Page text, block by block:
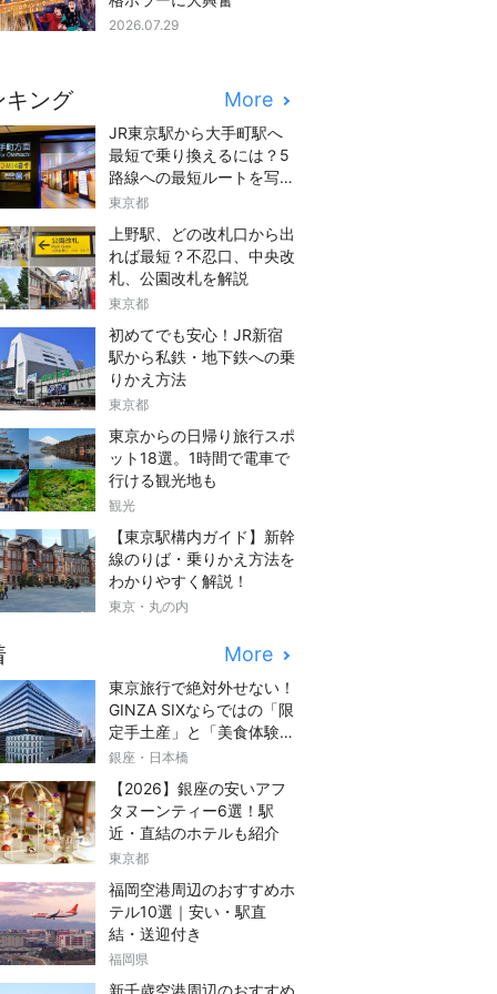
2026.07.29
キング More
JR東京駅から大手町駅へ
最短で乗り換えるには？5
路線への最短ルートを写真
つきでご紹介
東京都
上野駅、どの改札口から出
れば最短？不忍口、中央改
札、公園改札を解説
東京都
初めてでも安心！JR新宿
駅から私鉄・地下鉄への乗
りかえ方法
東京都
東京からの日帰り旅行スポ
ット18選。1時間で電車で
行ける観光地も
観光
【東京駅構内ガイド】新幹
線のりば・乗りかえ方法を
わかりやすく解説！
東京・丸の内
More
東京旅行で絶対外せない！
GINZA SIXならではの「限
定手土産」と「美食体験」
完全ガイド
銀座・日本橋
【2026】銀座の安いアフ
タヌーンティー6選！駅
近・直結のホテルも紹介
東京都
福岡空港周辺のおすすめホ
テル10選｜安い・駅直
結・送迎付き
福岡県
新千歳空港周辺のおすすめ